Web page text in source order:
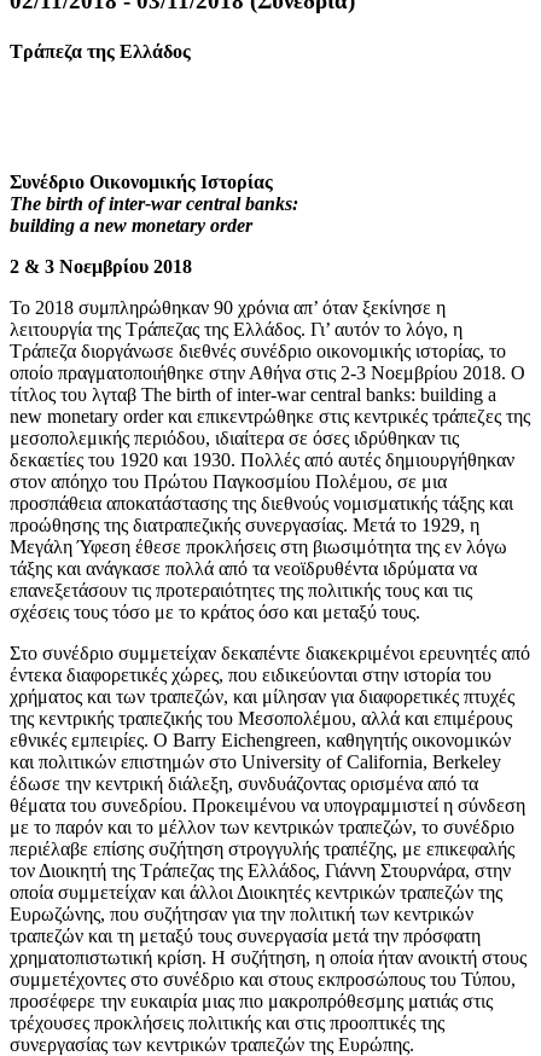
Τράπεζα της Ελλάδος
Συνέδριο Οικονομικής Ιστορίας
The birth of inter-war central banks:
building a new monetary order
2 & 3 Νοεμβρίου 2018
To 2018 συμπληρώθηκαν 90 χρόνια απ’ όταν ξεκίνησε η
λειτουργία της Τράπεζας της Ελλάδος. Γι’ αυτόν το λόγο, η
Τράπεζα διοργάνωσε διεθνές συνέδριο οικονομικής ιστορίας, το
οποίο πραγματοποιήθηκε στην Αθήνα στις 2-3 Νοεμβρίου 2018. Ο
τίτλος του λγταβ The birth of inter-war central banks: building a
new monetary order και επικεντρώθηκε στις κεντρικές τράπεζες της
μεσοπολεμικής περιόδου, ιδιαίτερα σε όσες ιδρύθηκαν τις
δεκαετίες του 1920 και 1930. Πολλές από αυτές δημιουργήθηκαν
στον απόηχο του Πρώτου Παγκοσμίου Πολέμου, σε μια
προσπάθεια αποκατάστασης της διεθνούς νομισματικής τάξης και
προώθησης της διατραπεζικής συνεργασίας. Μετά το 1929, η
Μεγάλη Ύφεση έθεσε προκλήσεις στη βιωσιμότητα της εν λόγω
τάξης και ανάγκασε πολλά από τα νεοϊδρυθέντα ιδρύματα να
επανεξετάσουν τις προτεραιότητες της πολιτικής τους και τις
σχέσεις τους τόσο με το κράτος όσο και μεταξύ τους.
Στο συνέδριο συμμετείχαν δεκαπέντε διακεκριμένοι ερευνητές από
έντεκα διαφορετικές χώρες, που ειδικεύονται στην ιστορία του
χρήματος και των τραπεζών, και μίλησαν για διαφορετικές πτυχές
της κεντρικής τραπεζικής του Μεσοπολέμου, αλλά και επιμέρους
εθνικές εμπειρίες. Ο Barry Eichengreen, καθηγητής οικονομικών
και πολιτικών επιστημών στο University of California, Berkeley
έδωσε την κεντρική διάλεξη, συνδυάζοντας ορισμένα από τα
θέματα του συνεδρίου. Προκειμένου να υπογραμμιστεί η σύνδεση
με το παρόν και το μέλλον των κεντρικών τραπεζών, το συνέδριο
περιέλαβε επίσης συζήτηση στρογγυλής τραπέζης, με επικεφαλής
τον Διοικητή της Τράπεζας της Ελλάδος, Γιάννη Στουρνάρα, στην
οποία συμμετείχαν και άλλοι Διοικητές κεντρικών τραπεζών της
Ευρωζώνης, που συζήτησαν για την πολιτική των κεντρικών
τραπεζών και τη μεταξύ τους συνεργασία μετά την πρόσφατη
χρηματοπιστωτική κρίση. Η συζήτηση, η οποία ήταν ανοικτή στους
συμμετέχοντες στο συνέδριο και στους εκπροσώπους του Τύπου,
προσέφερε την ευκαιρία μιας πιο μακροπρόθεσμης ματιάς στις
τρέχουσες προκλήσεις πολιτικής και στις προοπτικές της
συνεργασίας των κεντρικών τραπεζών της Ευρώπης.